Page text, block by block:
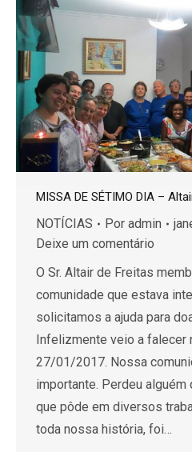
MISSA DE SÉTIMO DIA –
NOTÍCIAS Por admin
Deixe um comentário
O Sr. Altair de Freitas
comunidade que estava
solicitamos a ajuda para
Infelizmente veio a falecer
27/01/2017. Nossa
importante. Perdeu
que pôde em diversos
toda nossa história, foi…